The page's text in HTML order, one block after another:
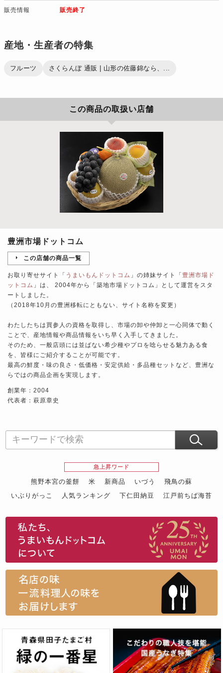
販売情報 販売終了
産地・生産者の特集
フルーツ さくらんぼ 通販 | 山形の佐藤錦なら、...
この商品の取扱い店舗
豊洲市場ドットコム
この店舗の商品一覧
お取り寄せサイト「 うまいもんドットコム 」の姉妹サイト「 豊洲市場ド
ットコム 」は、 2004年から「築地市場ドットコム」として運営をスタ
ートしました。
（2018年10月の豊洲移転にともない、サイト名称を変更）
わたしたちは買参人の資格を取得し、市場の卸や仲卸と一心同体で動く
ことで、産地情報や商品情報をいち早く入手してきました。
そのため、一般店頭には並ばない希少種やプロを唸らせる魅力ある食
を、皆様にご紹介することが可能です。
最高の鮮度・味の良さ・低価格・安定供給・多品種セットなど、豊洲な
らではの商品企画を実現します。
創業年：2004
代表者：萩原章史
急上昇ワード
熊野本宮の釜餅 米 新商品 いづう
飛鳥の蘇
いぶりがっこ
人気ランキング 下仁田納豆
江戸前ちば海苔